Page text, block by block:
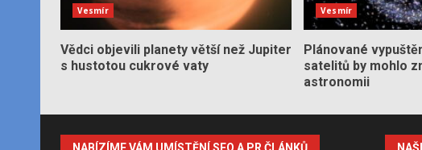
Vesmír
Vědci objevili planety větší než Jupiter
s hustotou cukrové vaty
Vesmír
Plánované
satelitů by mohlo
astronomii